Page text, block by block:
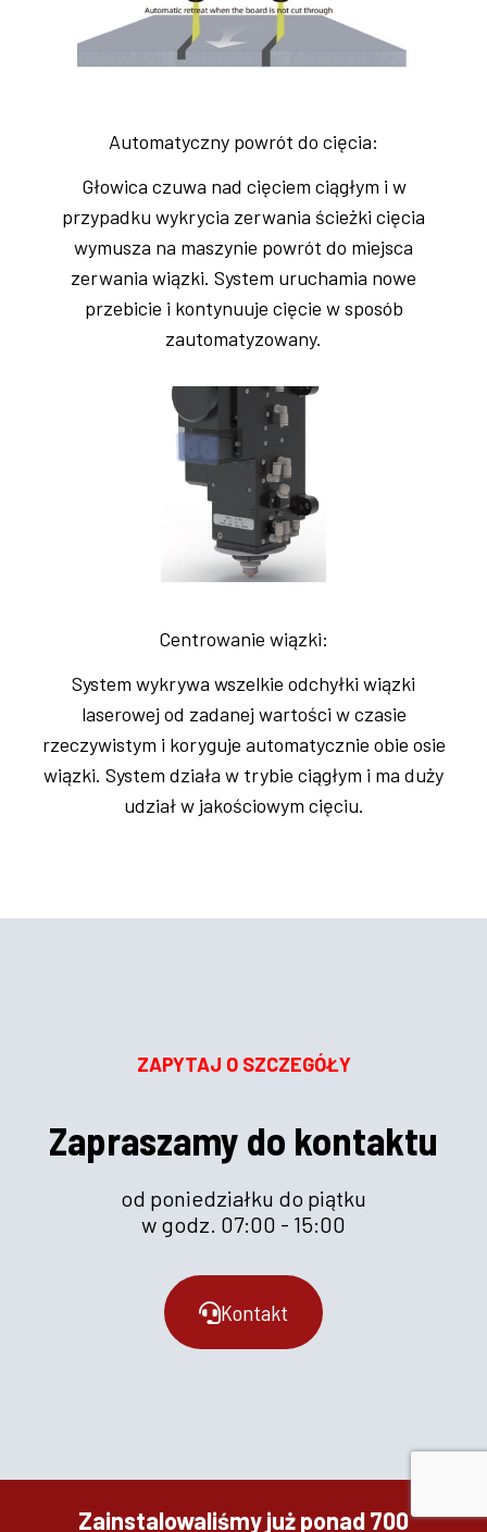
Automatyczny powrót do cięcia:
Głowica czuwa nad cięciem ciągłym i w
przypadku wykrycia zerwania ścieżki cięcia
wymusza na maszynie powrót do miejsca
zerwania wiązki. System uruchamia nowe
przebicie i kontynuuje cięcie w sposób
zautomatyzowany.
Centrowanie wiązki:
System wykrywa wszelkie odchyłki wiązki
laserowej od zadanej wartości w czasie
rzeczywistym i koryguje automatycznie obie osie
wiązki. System działa w trybie ciągłym i ma duży
udział w jakościowym cięciu.
ZAPYTAJ O SZCZEGÓŁY
Zapraszamy do kontaktu
od poniedziałku do piątku
w godz. 07:00 - 15:00
Kontakt
Zainstalowaliśmy już ponad 700